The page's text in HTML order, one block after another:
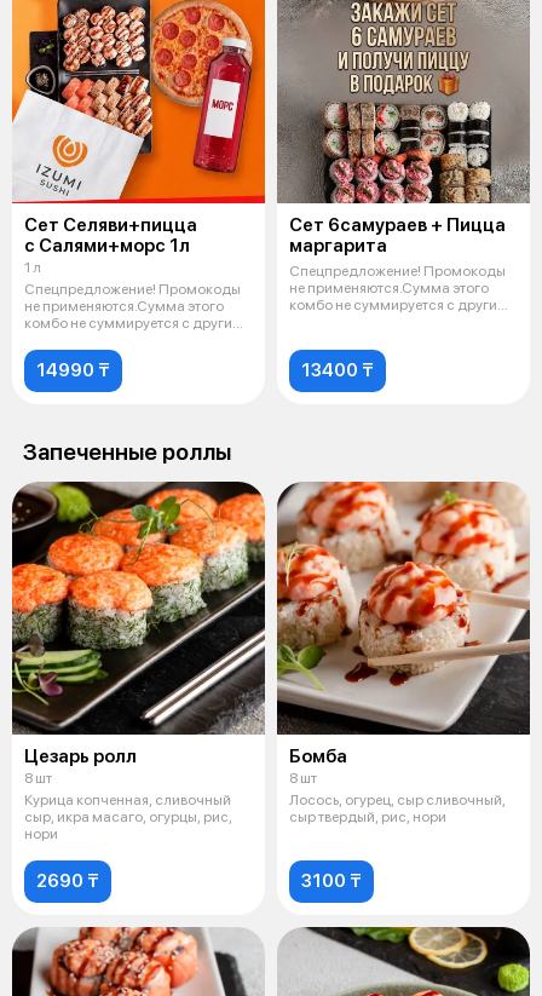
Сет Селяви+пицца
с Салями+морс 1л
1 л
Спецпредложение! Промокоды
не применяются.Сумма этого
комбо не суммируется с другими
14990 ₸
Сет 6самураев + Пицца
маргарита
Спецпредложение! Промокоды
не применяются.Сумма этого
комбо не суммируется с другими
13400 ₸
Запеченные роллы
Цезарь ролл
8 шт
Курица копченная, сливочный
сыр, икра масаго, огурцы, рис,
нори
2690 ₸
Бомба
8 шт
Лосось, огурец, сыр сливочный,
сыр твердый, рис, нори
3100 ₸